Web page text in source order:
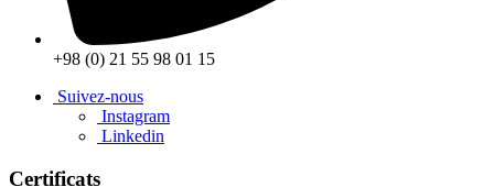
+98 (0) 21 55 98 01 15
Suivez-nous
Instagram
Linkedin
Certificats